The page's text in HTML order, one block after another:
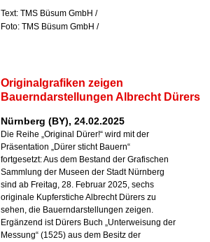
Text: TMS Büsum GmbH /
Foto: TMS Büsum GmbH /
Originalgrafiken zeigen
Bauerndarstellungen Albrecht Dürers
Nürnberg (BY), 24.02.2025
Die Reihe „Original Dürer!“ wird mit der
Präsentation „Dürer sticht Bauern“
fortgesetzt: Aus dem Bestand der Grafischen
Sammlung der Museen der Stadt Nürnberg
sind ab Freitag, 28. Februar 2025, sechs
originale Kupferstiche Albrecht Dürers zu
sehen, die Bauerndarstellungen zeigen.
Ergänzend ist Dürers Buch „Unterweisung der
Messung“ (1525) aus dem Besitz der